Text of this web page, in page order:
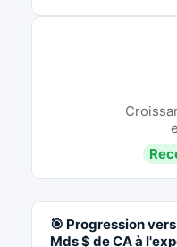
🎯 Progression
Mds $ de CA à